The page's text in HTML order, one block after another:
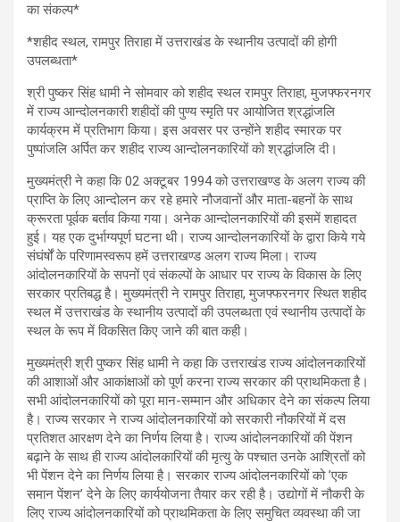
का संकल्प*
*शहीद स्थल, रामपुर तिराहा में उत्तराखंड के स्थानीय उत्पादों की होगी
उपलब्धता*
श्री पुष्कर सिंह धामी ने सोमवार को शहीद स्थल रामपुर तिराहा, मुजफ्फरनगर
में राज्य आन्दोलनकारी शहीदों की पुण्य स्मृति पर आयोजित श्रद्धांजलि
कार्यक्रम में प्रतिभाग किया। इस अवसर पर उन्होंने शहीद स्मारक पर
पुष्पांजलि अर्पित कर शहीद राज्य आन्दोलनकारियों को श्रद्धांजलि दी।
मुख्यमंत्री ने कहा कि 02 अक्टूबर 1994 को उत्तराखण्ड के अलग राज्य की
प्राप्ति के लिए आन्दोलन कर रहे हमारे नौजवानों और माता-बहनों के साथ
क्रूरता पूर्वक बर्ताव किया गया। अनेक आन्दोलनकारियों की इसमें शहादत
हुई। यह एक दुर्भाग्यपूर्ण घटना थी। राज्य आन्दोलनकारियों के द्वारा किये गये
संघंर्षों के परिणामस्वरूप हमें उत्तराखण्ड अलग राज्य मिला। राज्य
आंदोलनकारियों के सपनों एवं संकल्पों के आधार पर राज्य के विकास के लिए
सरकार प्रतिबद्ध है। मुख्यमंत्री ने रामपुर तिराहा, मुजफ्फरनगर स्थित शहीद
स्थल में उत्तराखंड के स्थानीय उत्पादों की उपलब्धता एवं स्थानीय उत्पादों के
स्थल के रूप में विकसित किए जाने की बात कही।
मुख्यमंत्री श्री पुष्कर सिंह धामी ने कहा कि उत्तराखंड राज्य आंदोलनकारियों
की आशाओं और आकांक्षाओं को पूर्ण करना राज्य सरकार की प्राथमिकता है।
सभी आंदोलनकारियों को पूरा मान-सम्मान और अधिकार देने का संकल्प लिया
है। राज्य सरकार ने राज्य आंदोलनकारियों को सरकारी नौकरियों में दस
प्रतिशत आरक्षण देने का निर्णय लिया है। राज्य आंदोलनकारियों की पेंशन
बढ़ाने के साथ ही राज्य आंदोलकारियों की मृत्यु के पश्चात उनके आश्रितों को
भी पेंशन देने का निर्णय लिया है। सरकार राज्य आंदोलनकारियों को ’एक
समान पेंशन’ देने के लिए कार्ययोजना तैयार कर रही है। उद्योगों में नौकरी के
लिए राज्य आंदोलनकारियों को प्राथमिकता के लिए समुचित व्यवस्था की जा